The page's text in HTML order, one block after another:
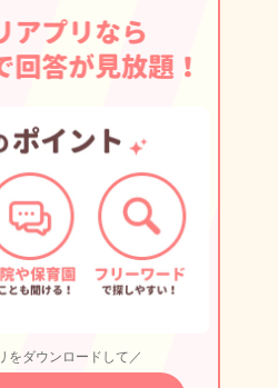
をダウンロードして／